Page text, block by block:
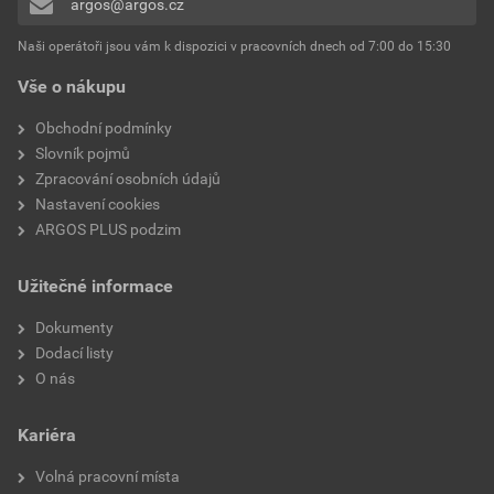
Vhodné pro stupeň krytí
IP20
Ochrana povrchu
Průhledné
Se sklopným víkem
Povrchová úprava
Popisovací pole
Stíněný kryt
Přidávat hodnocení může pouze přihlášený uživatel.
Vše o nákupu
Obchodní podmínky
Slovník pojmů
Zpracování osobních údajů
Nastavení cookies
ARGOS PLUS podzim
Užitečné informace
Dokumenty
Dodací listy
O nás
Kariéra
Volná pracovní místa
argos@argos.cz
Naši operátoři jsou vám k dispozici v pracovních dnech od 7:00 do 15:30